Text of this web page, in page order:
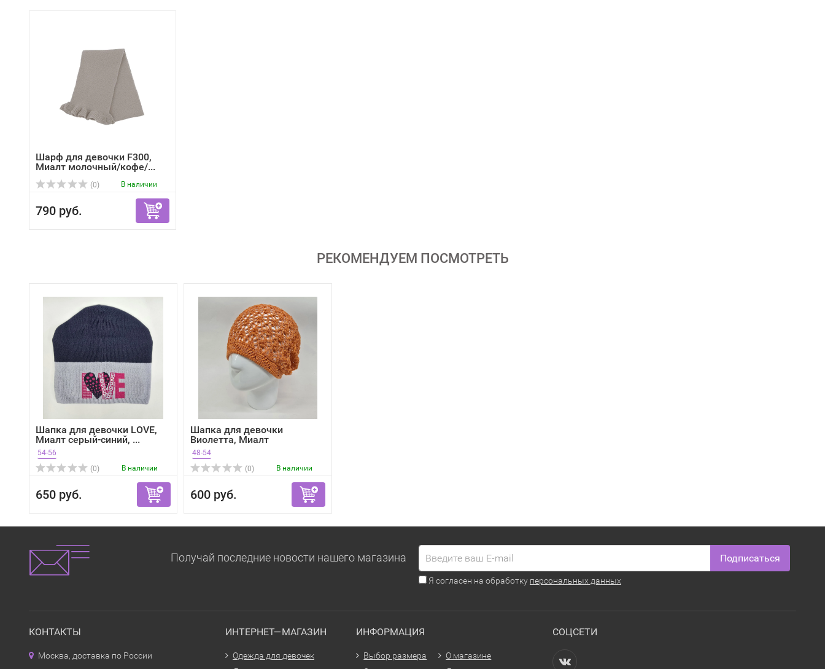
Шарф для девочки F300,
Миалт молочный/кофе/...
(0) В наличии
790 руб.
РЕКОМЕНДУЕМ ПОСМОТРЕТЬ
Шапка для девочки LOVE,
Миалт серый-синий, ...
54-56
(0)
В наличии
650 руб.
Шапка для девочки
Виолетта, Миалт
оранжевый
48-54
(0)
В наличии
600 руб.
Получай последние новости нашего магазина Подписаться
Я согласен на обработку персональных данных
КОНТАКТЫ
Москва, доставка по России
ИНТЕРНЕТ—МАГАЗИН
Одежда для девочек
ИНФОРМАЦИЯ
Выбор размера
О магазине
СОЦСЕТИ